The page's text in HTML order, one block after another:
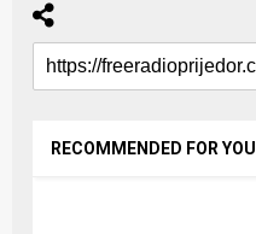
RECOMMENDED FOR YOU